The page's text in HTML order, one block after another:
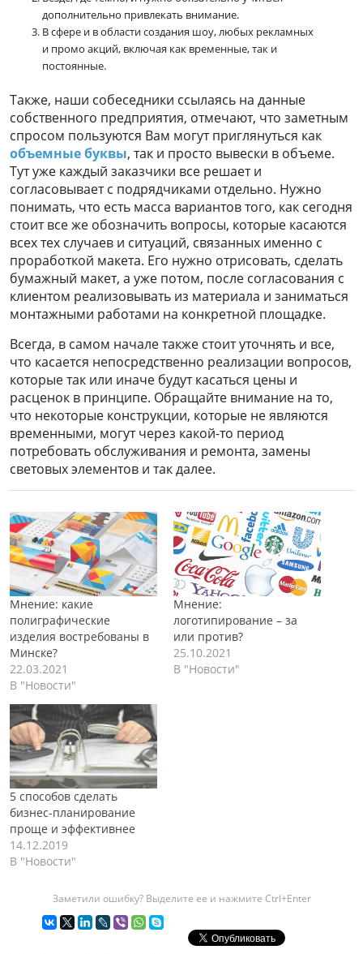
дополнительно привлекать внимание.
В сфере и в области создания шоу, любых рекламных
и промо акций, включая как временные, так и
постоянные.
Также, наши собеседники ссылаясь на данные
собственного предприятия, отмечают, что заметным
спросом пользуются Вам могут приглянуться как
объемные буквы, так и просто вывески в объеме.
Тут уже каждый заказчики все решает и
согласовывает с подрядчиками отдельно. Нужно
понимать, что есть масса вариантов того, как сегодня
стоит все же обозначить вопросы, которые касаются
всех тех случаев и ситуаций, связанных именно с
проработкой макета. Его нужно отрисовать, сделать
бумажный макет, а уже потом, после согласования с
клиентом реализовывать из материала и заниматься
монтажными работами на конкретной площадке.
Всегда, в самом начале также стоит уточнять и все,
что касается непосредственно реализации вопросов,
которые так или иначе будут касаться цены и
расценок в принципе. Обращайте внимание на то,
что некоторые конструкции, которые не являются
временными, могут через какой-то период
потребовать обслуживания и ремонта, замены
световых элементов и так далее.
Мнение: какие
полиграфические
изделия востребованы в
Минске?
22.03.2021
В "Новости"
Мнение:
логотипирование – за
или против?
25.10.2021
В "Новости"
5 способов сделать
бизнес-планирование
проще и эффективнее
14.12.2019
В "Новости"
Заметили ошибку? Выделите ее и нажмите Ctrl+Enter